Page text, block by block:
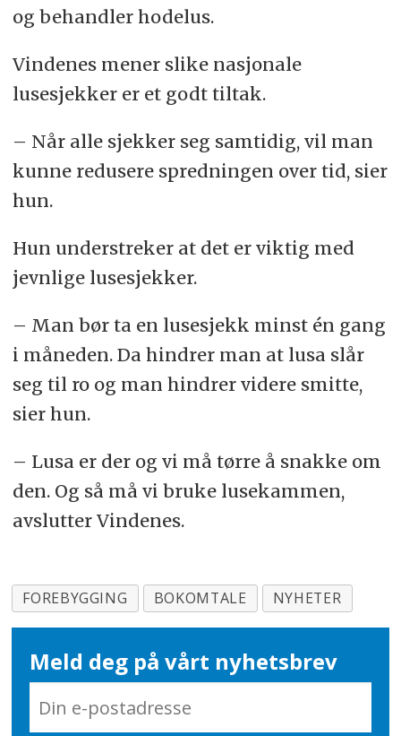
og behandler hodelus.
Vindenes mener slike nasjonale
lusesjekker er et godt tiltak.
– Når alle sjekker seg samtidig, vil man
kunne redusere spredningen over tid, sier
hun.
Hun understreker at det er viktig med
jevnlige lusesjekker.
– Man bør ta en lusesjekk minst én gang
i måneden. Da hindrer man at lusa slår
seg til ro og man hindrer videre smitte,
sier hun.
– Lusa er der og vi må tørre å snakke om
den. Og så må vi bruke lusekammen,
avslutter Vindenes.
FOREBYGGING BOKOMTALE NYHETER
Meld deg på vårt nyhetsbrev